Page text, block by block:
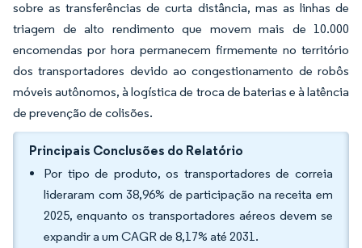
sobre as transferências de curta distância, mas as linhas de
triagem de alto rendimento que movem mais de 10.000
encomendas por hora permanecem firmemente no território
dos transportadores devido ao congestionamento de robôs
móveis autônomos, à logística de troca de baterias e à latência
de prevenção de colisões.
Principais Conclusões do Relatório
Por tipo de produto, os transportadores de correia
lideraram com 38,96% de participação na receita em
2025, enquanto os transportadores aéreos devem se
expandir a um CAGR de 8,17% até 2031.